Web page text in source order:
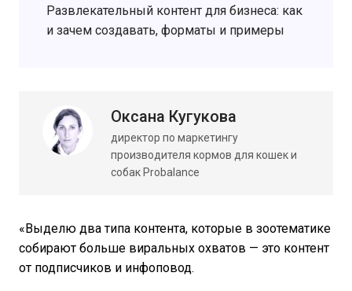
Развлекательный контент для бизнеса: как
и зачем создавать, форматы и примеры
Оксана Кугукова
директор по маркетингу
производителя кормов для кошек и
собак Probalancе
«Выделю два типа контента, которые в зоотематике
собирают больше виральных охватов — это контент
от подписчиков и инфоповод.